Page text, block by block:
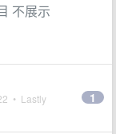
不展示
• Lastly
1